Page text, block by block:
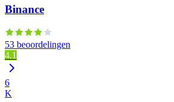
Binance
53 beoordelingen
4.1
6
K